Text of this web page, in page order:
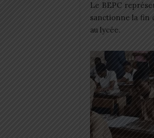
Le BEPC
sanctionne la fin
au lycée.